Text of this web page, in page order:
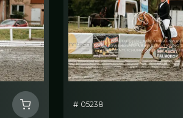
# 05238